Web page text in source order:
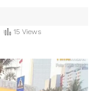
15 Views